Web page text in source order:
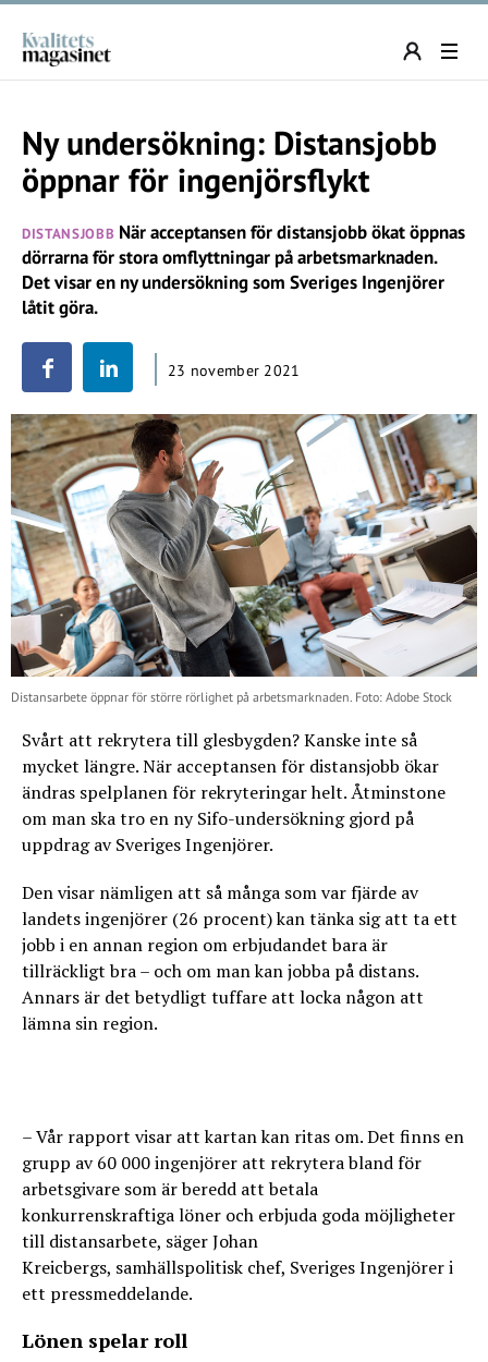
Ny undersökning: Distansjobb
öppnar för ingenjörsflykt
DISTANSJOBB När acceptansen för distansjobb ökat öppnas
dörrarna för stora omflyttningar på arbetsmarknaden.
Det visar en ny undersökning som Sveriges Ingenjörer
låtit göra.
23 november 2021
Distansarbete öppnar för större rörlighet på arbetsmarknaden. Foto: Adobe Stock
Svårt att rekrytera till glesbygden? Kanske inte så
mycket längre. När acceptansen för distansjobb ökar
ändras spelplanen för rekryteringar helt. Åtminstone
om man ska tro en ny Sifo-undersökning gjord på
uppdrag av Sveriges Ingenjörer.
Den visar nämligen att så många som var fjärde av
landets ingenjörer (26 procent) kan tänka sig att ta ett
jobb i en annan region om erbjudandet bara är
tillräckligt bra – och om man kan jobba på distans.
Annars är det betydligt tuffare att locka någon att
lämna sin region.
– Vår rapport visar att kartan kan ritas om. Det finns en
grupp av 60 000 ingenjörer att rekrytera bland för
arbetsgivare som är beredd att betala
konkurrenskraftiga löner och erbjuda goda möjligheter
till distansarbete, säger Johan
Kreicbergs, samhällspolitisk chef, Sveriges Ingenjörer i
ett pressmeddelande.
Lönen spelar roll